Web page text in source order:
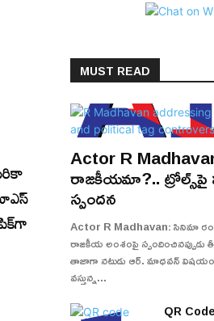
MUST READ
Actor R
రాజకీయమా?..
స్పందన
Actor R Madhavan: సినిమా
రాజకీయ అంశంపై స్పందించినప్పుడు
తాజాగా నటుడు ఆర్. మాధవన్
వస్తున్న...
QR